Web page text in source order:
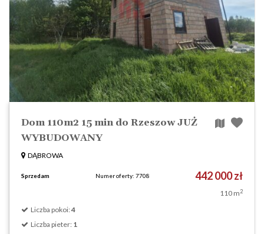
Dom 110m2 15 min do Rzeszow JUŻ
WYBUDOWANY
DĄBROWA
Sprzedam Numer oferty: 7708 442 000 zł
110 m2
Liczba pokoi:4
Liczba pieter: 1